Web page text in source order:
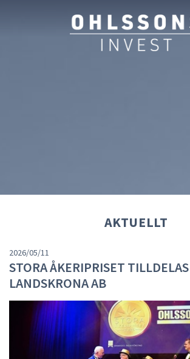
AKTUELLT
2026/05/11
STORA ÅKERIPRISET
LANDSKRONA AB